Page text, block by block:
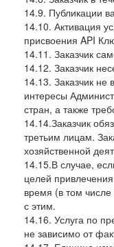
14.9. Публикации
14.10. Активация
присвоения API
14.11. Заказчик
14.12. Заказчик
14.13. Заказчик
интересы
стран, а также
14.14.Заказчик
третьим лицам.
хозяйственной
14.15.В случае,
целей
время (в том числе
с этим.
14.16. Услуга по
не зависимо от